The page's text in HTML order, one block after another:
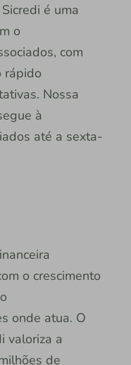
é uma
o
com
rápido
Nossa
à
até a sexta-
o crescimento
onde atua. O
valoriza a
de